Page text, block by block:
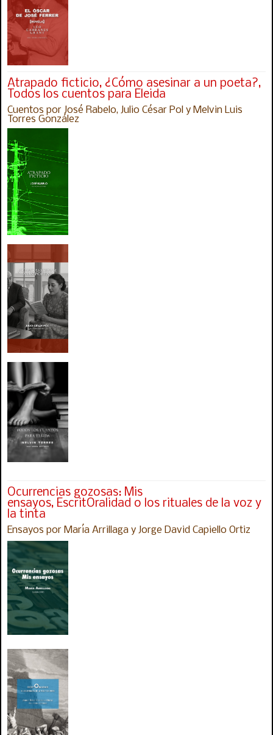
Atrapado ficticio, ¿Cómo asesinar a un poeta?,
Todos los cuentos para Eleida
Cuentos por José Rabelo, Julio César Pol y Melvin Luis
Torres González
Ocurrencias gozosas: Mis
ensayos, EscritOralidad o los rituales de la voz y
la tinta
Ensayos por María Arrillaga y Jorge David Capiello Ortiz